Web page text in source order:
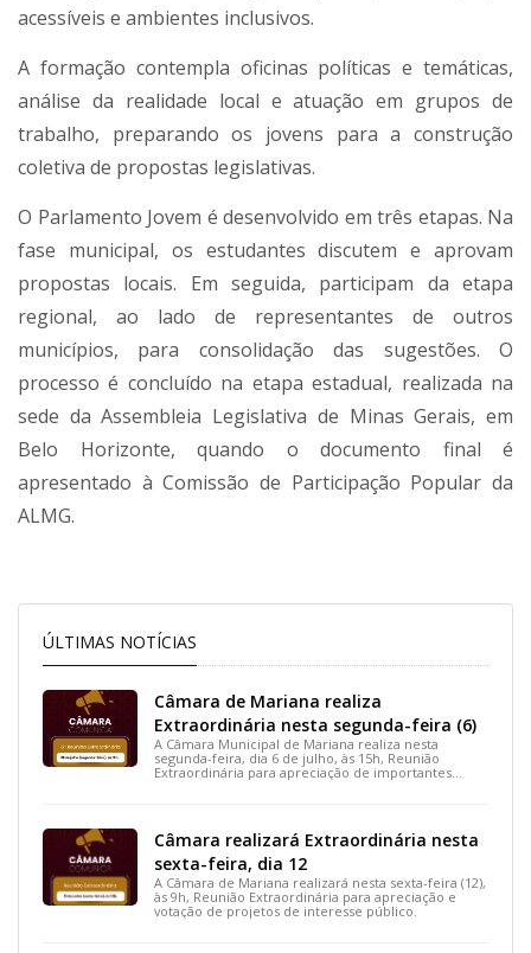
acessíveis e ambientes inclusivos.
A formação contempla oficinas políticas e temáticas,
análise da realidade local e atuação em grupos de
trabalho, preparando os jovens para a construção
coletiva de propostas legislativas.
O Parlamento Jovem é desenvolvido em três etapas. Na
fase municipal, os estudantes discutem e aprovam
propostas locais. Em seguida, participam da etapa
regional, ao lado de representantes de outros
municípios, para consolidação das sugestões. O
processo é concluído na etapa estadual, realizada na
sede da Assembleia Legislativa de Minas Gerais, em
Belo Horizonte, quando o documento final é
apresentado à Comissão de Participação Popular da
ALMG.
ÚLTIMAS NOTÍCIAS
Câmara de Mariana realiza
Extraordinária nesta segunda-feira (6)
A Câmara Municipal de Mariana realiza nesta
segunda-feira, dia 6 de julho, às 15h, Reunião
Extraordinária para apreciação de importantes
Câmara realizará Extraordinária nesta
sexta-feira, dia 12
A Câmara de Mariana realizará nesta sexta-feira (12),
às 9h, Reunião Extraordinária para apreciação e
votação de projetos de interesse público.